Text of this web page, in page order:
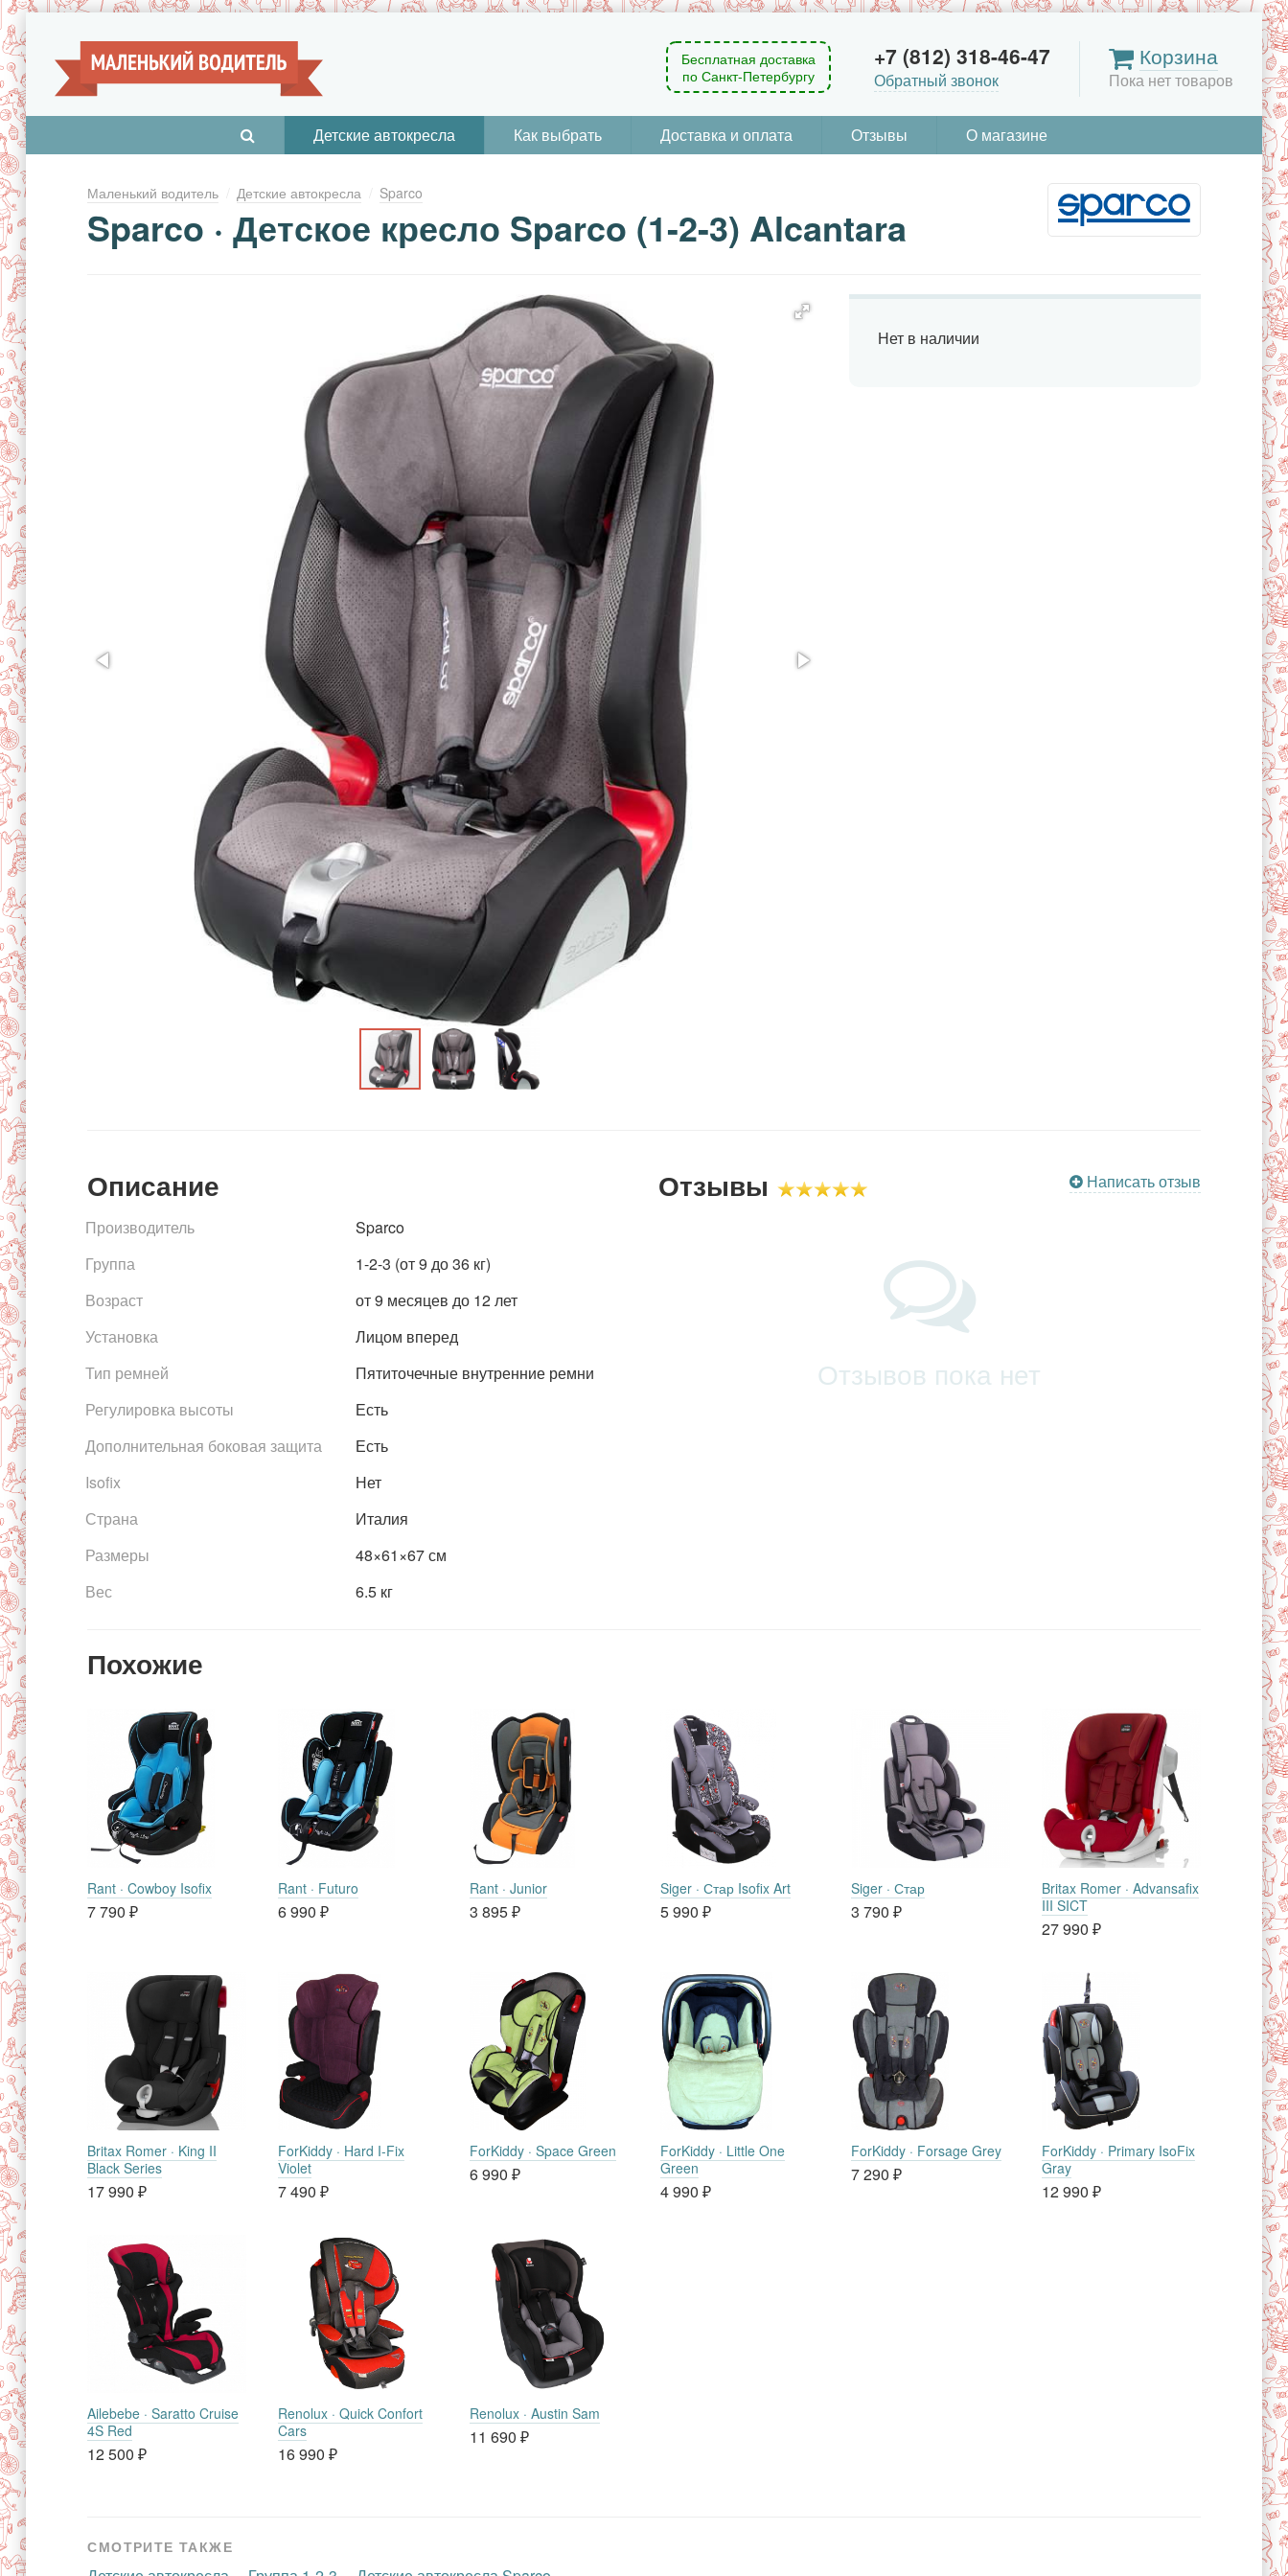
Бесплатная доставка
по Санкт-Петербургу
+7 (812) 318-46-47
Обратный звонок
Корзина
Пока нет товаров
Детские автокресла Как выбрать Доставка и оплата Отзывы О магазине
Маленький водитель Детские автокресла Sparco
Sparco · Детское кресло Sparco (1-2-3) Alcantara
Нет в наличии
Описание
Производитель
Sparco
Группа
1-2-3 (от 9 до 36 кг)
Возраст
от 9 месяцев до 12 лет
Установка
Лицом вперед
Тип ремней
Пятиточечные внутренние ремни
Регулировка высоты
Есть
Дополнительная боковая защита
Есть
Isofix
Нет
Страна
Италия
Размеры
48×61×67 см
Вес
6.5 кг
Написать отзыв
Отзывы
Отзывов пока нет
Похожие
Rant · Cowboy Isofix
7 790 ₽
Rant · Futuro
6 990 ₽
Rant · Junior
3 895₽
Siger · Стар Isofix Art
5 990 ₽
Siger · Стар
3 790 ₽
Britax Romer · Advansafix
III SICT
27 990 ₽
Britax Romer · King II
Black Series
17 990 ₽
ForKiddy · Hard I-Fix
Violet
7 490 ₽
ForKiddy · Space Green
6 990 ₽
ForKiddy · Little One
Green
4 990 ₽
ForKiddy · Forsage Grey
7 290 ₽
ForKiddy · Primary IsoFix
Gray
12 990 ₽
Ailebebe · Saratto Cruise
4S Red
12 500 ₽
Renolux · Quick Confort
Cars
16 990 ₽
Renolux · Austin Sam
11 690 ₽
СМОТРИТЕ ТАКЖЕ